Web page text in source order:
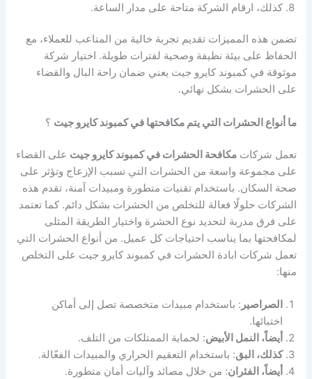
كذلك، ارقام الشركة متاحة على مدار الساعة.
تضمن هذه المميزات تقديم تجربة خالية من المتاعب للعملاء، مع
الحفاظ على بيئة نظيفة وصحية لفترات طويلة. اختيار شركة
موثوقة في كمبوند كايرو جيت يعني ضمان راحة البال والقضاء
على الحشرات بشكل نهائي.
ما أنواع الحشرات التي يتم مكافحتها في كمبوند كايرو جيت ؟
تعمل شركاتمكافحة الحشرات في كمبوند كايرو جيت على القضاء
على مجموعة واسعة من الحشرات التي تسبب الإزعاج وتؤثر على
صحة السكان. باستخدام تقنيات متطورة ومبيدات آمنة، تقدم هذه
الشركات حلولًا فعالة للتخلص من الحشرات بشكل دائم. كما تعتمد
على فرق مدربة لتحديد نوع الحشرة واختيار الطريقة المثلى
لمكافحتها بما يناسب احتياجات كل عميل. من أنواع الحشرات التي
تعمل شركات ابادة الحشرات في كمبوند كايرو جيت على التخلص
منها:
الصراصير : باستخدام مبيدات متخصصة تصل إلى أماكن
اختبائها.
أيضاً، النمل الأبيض: لحماية الممتلكات من التلف.
كذلك، البق: باستخدام التعقيم الحراري والمبيدات الفعّالة.
أيضاً، الفئران: من خلال مصائد وآليات أمان متطورة.